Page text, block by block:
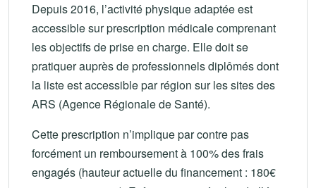
Depuis 2016, l’activité physique adaptée est
accessible sur prescription médicale comprenant
les objectifs de prise en charge. Elle doit se
pratiquer auprès de professionnels diplômés dont
la liste est accessible par région sur les sites des
ARS (Agence Régionale de Santé).
Cette prescription n’implique par contre pas
forcément un remboursement à 100% des frais
engagés (hauteur actuelle du financement : 180€